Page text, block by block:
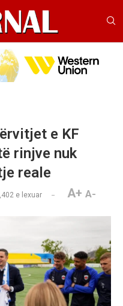
e KF
rinjve nuk
reale
e lexuar A+ A-